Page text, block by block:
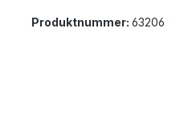
Produktnummer: 63206